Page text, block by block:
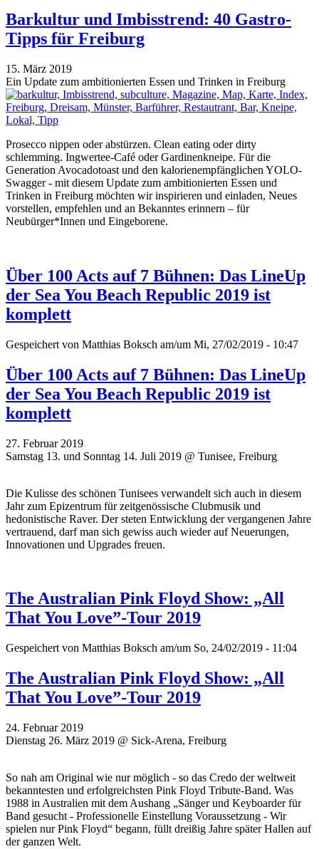
Barkultur und Imbisstrend: 40 Gastro-
Tipps für Freiburg
15. März 2019
Ein Update zum ambitionierten Essen und Trinken in Freiburg
Prosecco nippen oder abstürzen. Clean eating oder dirty
schlemming. Ingwertee-Café oder Gardinenkneipe. Für die
Generation Avocadotoast und den kalorienempfänglichen YOLO-
Swagger - mit diesem Update zum ambitionierten Essen und
Trinken in Freiburg möchten wir inspirieren und einladen, Neues
vorstellen, empfehlen und an Bekanntes erinnern – für
Neubürger*Innen und Eingeborene.
Über 100 Acts auf 7 Bühnen: Das LineUp
der Sea You Beach Republic 2019 ist
komplett
Gespeichert von Matthias Boksch am/um Mi, 27/02/2019 - 10:47
Über 100 Acts auf 7 Bühnen: Das LineUp
der Sea You Beach Republic 2019 ist
komplett
27. Februar 2019
Samstag 13. und Sonntag 14. Juli 2019 @ Tunisee, Freiburg
Die Kulisse des schönen Tunisees verwandelt sich auch in diesem
Jahr zum Epizentrum für zeitgenössische Clubmusik und
hedonistische Raver. Der steten Entwicklung der vergangenen Jahre
vertrauend, darf man sich gewiss auch wieder auf Neuerungen,
Innovationen und Upgrades freuen.
The Australian Pink Floyd Show: „All
That You Love”-Tour 2019
Gespeichert von Matthias Boksch am/um So, 24/02/2019 - 11:04
The Australian Pink Floyd Show: „All
That You Love”-Tour 2019
24. Februar 2019
Dienstag 26. März 2019 @ Sick-Arena, Freiburg
So nah am Original wie nur möglich - so das Credo der weltweit
bekanntesten und erfolgreichsten Pink Floyd Tribute-Band. Was
1988 in Australien mit dem Aushang „Sänger und Keyboarder für
Band gesucht - Professionelle Einstellung Voraussetzung - Wir
spielen nur Pink Floyd“ begann, füllt dreißig Jahre später Hallen auf
der ganzen Welt.